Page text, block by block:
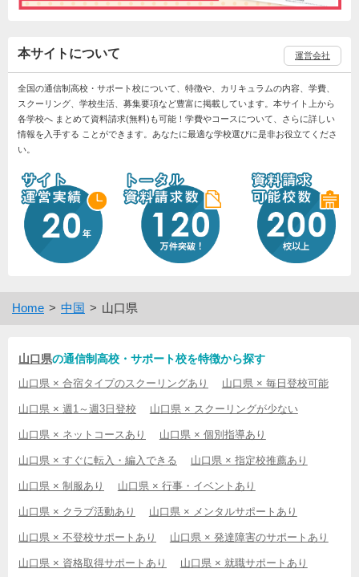
本サイトについて 運営会社
全国の通信制高校・サポート校について、特徴や、カリキュラムの内容、学費、
スクーリング、学校生活、募集要項など豊富に掲載しています。本サイト上から
各学校へ まとめて資料請求(無料)も可能！学費やコースについて、さらに詳しい
情報を入手する ことができます。あなたに最適な学校選びに是非お役立てくださ
い。
Home 中国 山口県
山口県の通信制高校・サポート校を特徴から探す
山口県 × 合宿タイプのスクーリングあり 山口県 × 毎日登校可能
山口県 × 週1～週3日登校 山口県 × スクーリングが少ない
山口県 × ネットコースあり 山口県 × 個別指導あり
山口県 × すぐに転入・編入できる 山口県 × 指定校推薦あり
山口県 × 制服あり 山口県 × 行事・イベントあり
山口県 × クラブ活動あり 山口県 × メンタルサポートあり
山口県 × 不登校サポートあり 山口県 × 発達障害のサポートあり
山口県 × 資格取得サポートあり 山口県 × 就職サポートあり